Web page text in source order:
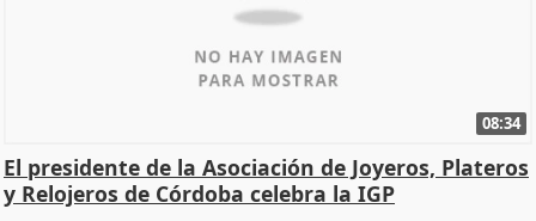
08:34
El presidente de la Asociación de Joyeros, Plateros
y Relojeros de Córdoba celebra la IGP